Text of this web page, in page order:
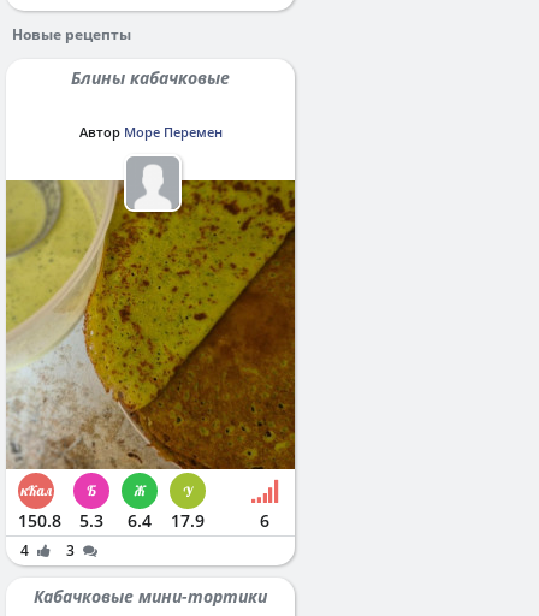
Новые рецепты
Блины кабачковые
Автор Море Перемен
150.8 5.3 6.4 17.9 6
4 3
Кабачковые мини-тортики